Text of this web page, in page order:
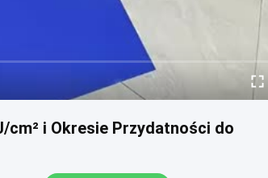
cm² i Okresie Przydatności do